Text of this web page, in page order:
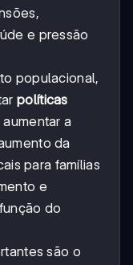
e pressão
populacional,
políticas
a
da
para famílias
e
do
são o